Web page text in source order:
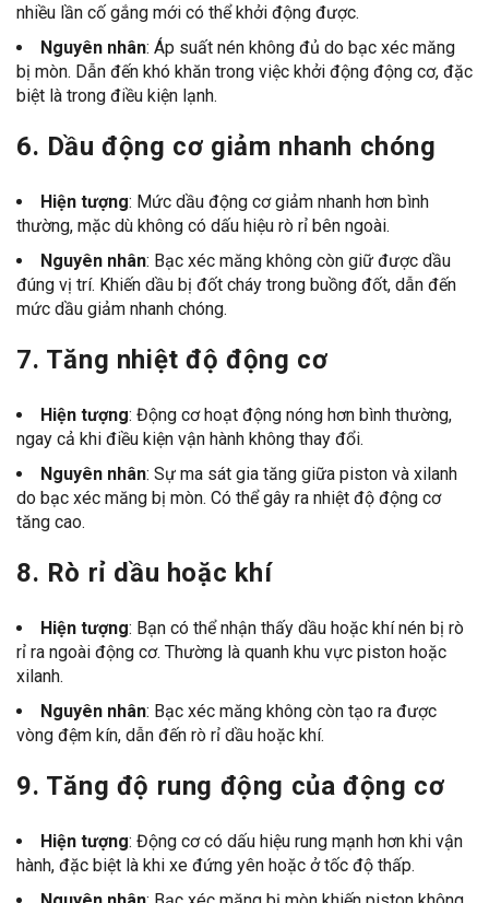
nhiều lần cố gắng mới có thể khởi động được.
Nguyên nhân: Áp suất nén không đủ do bạc xéc măng
bị mòn. Dẫn đến khó khăn trong việc khởi động động cơ, đặc
biệt là trong điều kiện lạnh.
6. Dầu động cơ giảm nhanh chóng
Hiện tượng: Mức dầu động cơ giảm nhanh hơn bình
thường, mặc dù không có dấu hiệu rò rỉ bên ngoài.
Nguyên nhân: Bạc xéc măng không còn giữ được dầu
đúng vị trí. Khiến dầu bị đốt cháy trong buồng đốt, dẫn đến
mức dầu giảm nhanh chóng.
7. Tăng nhiệt độ động cơ
Hiện tượng: Động cơ hoạt động nóng hơn bình thường,
ngay cả khi điều kiện vận hành không thay đổi.
Nguyên nhân: Sự ma sát gia tăng giữa piston và xilanh
do bạc xéc măng bị mòn. Có thể gây ra nhiệt độ động cơ
tăng cao.
8. Rò rỉ dầu hoặc khí
Hiện tượng: Bạn có thể nhận thấy dầu hoặc khí nén bị rò
rỉ ra ngoài động cơ. Thường là quanh khu vực piston hoặc
xilanh.
Nguyên nhân: Bạc xéc măng không còn tạo ra được
vòng đệm kín, dẫn đến rò rỉ dầu hoặc khí.
9. Tăng độ rung động của động cơ
Hiện tượng: Động cơ có dấu hiệu rung mạnh hơn khi vận
hành, đặc biệt là khi xe đứng yên hoặc ở tốc độ thấp.